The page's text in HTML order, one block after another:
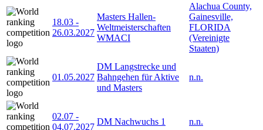
18.03 -
26.03.2027
Masters Hallen-
Weltmeisterschaften
WMACI
Alachua County,
Gainesville,
FLORIDA
(Vereinigte
Staaten)
01.05.2027
DM Langstrecke und
Bahngehen für Aktive
und Masters
n.n.
02.07 -
04.07.2027
DM Nachwuchs 1 n.n.